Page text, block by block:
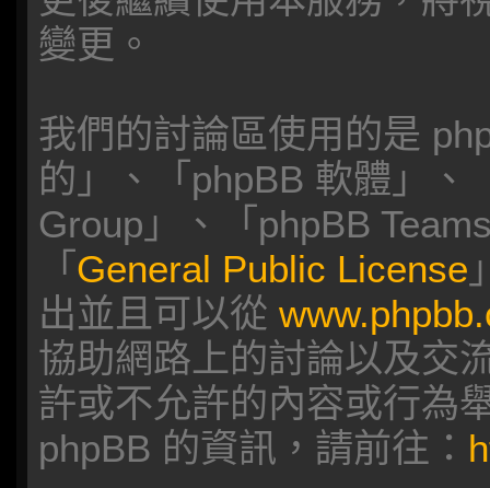
變更。
我們的討論區使用的是
的」、「phpBB 軟體」、
Group」、「phpBB
「 General Public License
出並且可以從
協助網路上的討論以及交
許或不允許的內容或行為
phpBB 的資訊，請前往：